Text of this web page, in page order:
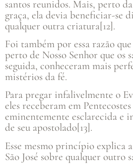
santos reunidos. Mais, perto
graça, ela devia beneficiar-se
qualquer outra criatura[12].
Foi também por essa razão
perto de Nosso Senhor que os
seguida, conheceram mais
mistérios da fé.
Para pregar infalivelmente o
eles receberam em
eminentemente esclarecida e
de seu apostolado[13].
Esse mesmo princípio explica
São José sobre qualquer outro